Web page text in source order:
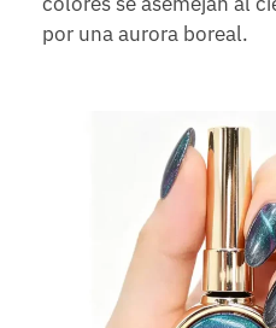
por una aurora boreal.